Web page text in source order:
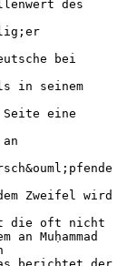
des
bei
in seinem
Seite eine
Zweifel wird
die oft nicht
Muḥammad